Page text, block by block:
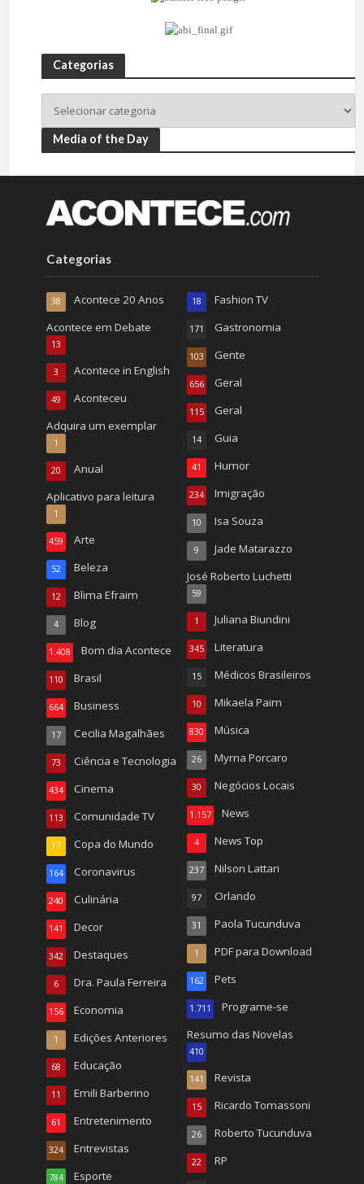
Categorias
Media of the Day
Categorias
Acontece 20 Anos
38
Acontece em Debate
13
Acontece in English
3
Aconteceu
49
Adquira um exemplar
1
Anual
20
Aplicativo para leitura
1
Arte
459
Beleza
52
Blima Efraim
12
Blog
4
Bom dia Acontece
1.408
Brasil
110
Business
664
Cecilia Magalhães
17
Ciência e Tecnologia
73
Cinema
434
Comunidade TV
113
Copa do Mundo
17
Coronavirus
164
Culinária
240
Decor
141
Destaques
342
Dra. Paula Ferreira
6
Economia
156
Edições Anteriores
1
Educação
68
Emili Barberino
11
Entretenimento
61
Entrevistas
324
Esporte
784
Fashion TV
18
Gastronomia
171
Gente
103
Geral
656
Geral
115
Guia
14
Humor
41
Imigração
234
Isa Souza
10
Jade Matarazzo
9
José Roberto Luchetti
59
Juliana Biundini
1
Literatura
345
Médicos Brasileiros
15
Mikaela Paim
10
Música
830
Myrna Porcaro
26
Negócios Locais
30
News
1.157
News Top
4
Nilson Lattari
237
Orlando
97
Paola Tucunduva
31
PDF para Download
1
Pets
162
Programe-se
1.711
Resumo das Novelas
410
Revista
141
Ricardo Tomassoni
15
Roberto Tucunduva
26
RP
22